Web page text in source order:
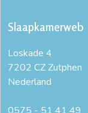
elektrische
Slaapkamerweb
Loskade 4
7202 CZ Zutphen
Nederland